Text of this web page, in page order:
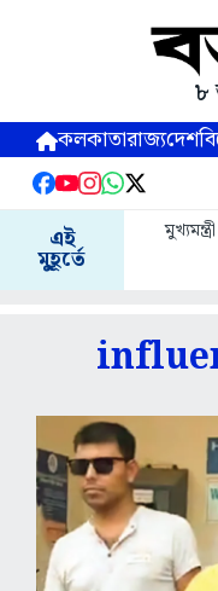
৮
কলকাতারাজ্যদেশ
এই
মুহূর্তে